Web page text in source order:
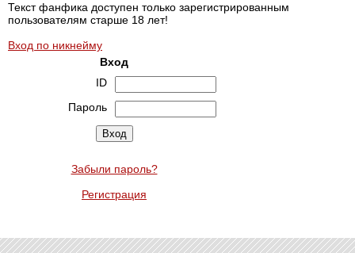
Текст фанфика доступен только зарегистрированным
пользователям старше 18 лет!
Вход по никнейму
Вход
ID
Пароль
Забыли пароль?
Регистрация